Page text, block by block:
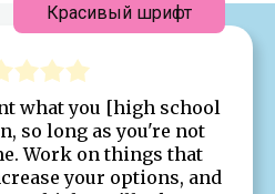
what you [high school
so long as you're not
Work on things that
your options, and
Красивый шрифт